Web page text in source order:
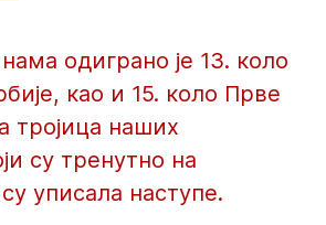
одиграно је 13. коло
као и 15. коло Прве
тројица наших
су тренутно на
уписала наступе.